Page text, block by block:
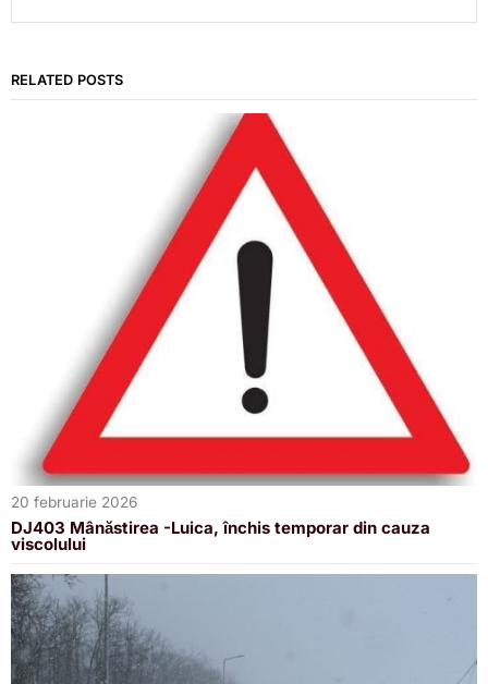
RELATED POSTS
20 februarie 2026
DJ403 Mânăstirea -Luica, închis temporar din cauza
viscolului